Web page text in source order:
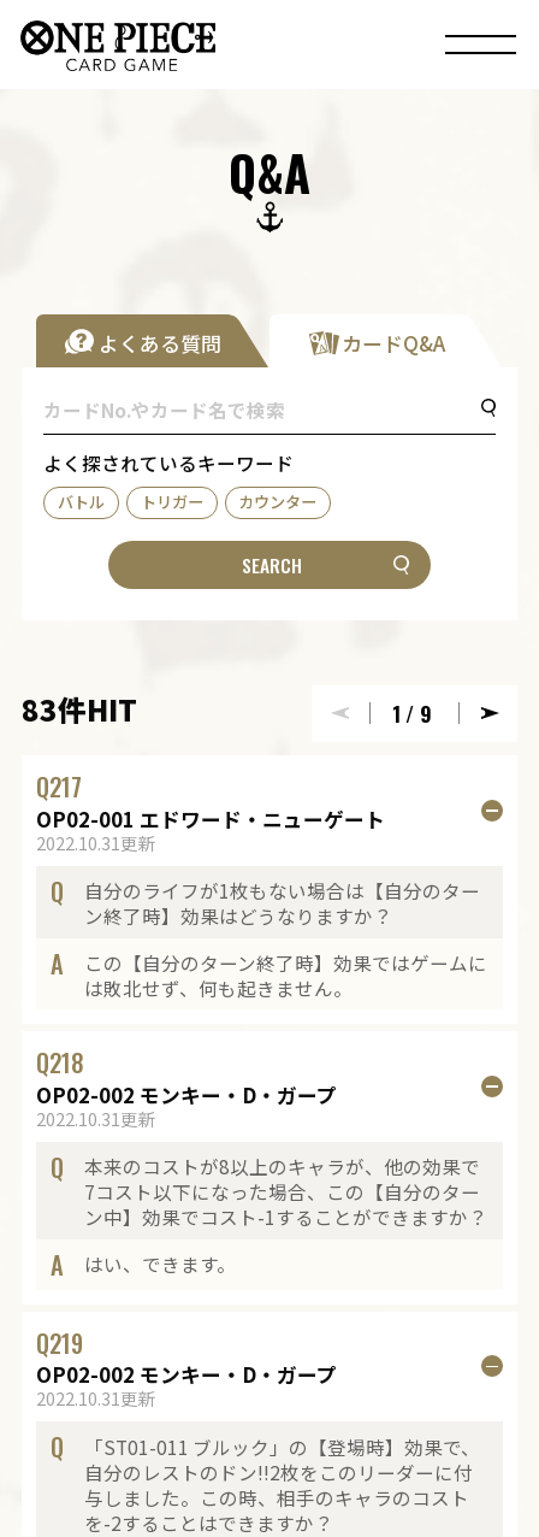
Q&A
よくある質問 カードQ&A
よく探されているキーワード
バトル トリガー カウンター
83件HIT 1 /9
Q217
OP02-001 エドワード・ニューゲート
2022.10.31更新
Q
自分のライフが1枚もない場合は【自分のター
ン終了時】効果はどうなりますか？
A
この【自分のターン終了時】効果ではゲームに
は敗北せず、何も起きません。
Q218
OP02-002 モンキー・D・ガープ
2022.10.31更新
Q
本来のコストが8以上のキャラが、他の効果で
7コスト以下になった場合、この【自分のター
ン中】効果でコスト-1することができますか？
A はい、できます。
Q219
OP02-002 モンキー・D・ガープ
2022.10.31更新
Q
「ST01-011 ブルック」の【登場時】効果で、
自分のレストのドン!!2枚をこのリーダーに付
与しました。この時、相手のキャラのコスト
を-2することはできますか？